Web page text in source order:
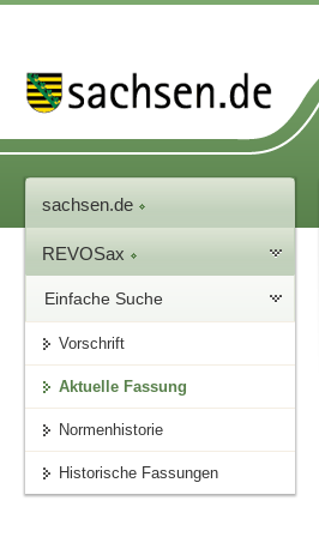
sachsen.de
REVOSax
Einfache Suche
Vorschrift
Aktuelle Fassung
Normenhistorie
Historische Fassungen